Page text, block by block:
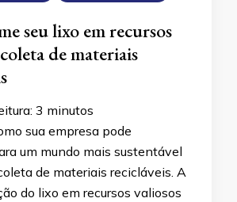
seu lixo em recursos
de materiais
3 minutos
sua empresa pode
um mundo mais sustentável
de materiais recicláveis. A
do lixo em recursos valiosos